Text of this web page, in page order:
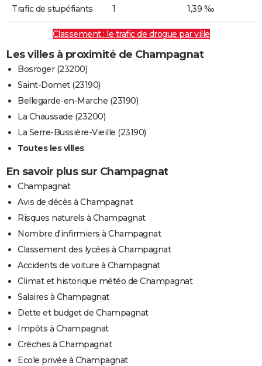
Trafic de stupéfiants 1 1,39 ‰
Classement : le trafic de drogue par ville
Les villes à proximité de Champagnat
Bosroger (23200)
Saint-Domet (23190)
Bellegarde-en-Marche (23190)
La Chaussade (23200)
La Serre-Bussière-Vieille (23190)
Toutes les villes
En savoir plus sur Champagnat
Champagnat
Avis de décès à Champagnat
Risques naturels à Champagnat
Nombre d'infirmiers à Champagnat
Classement des lycées à Champagnat
Accidents de voiture à Champagnat
Climat et historique météo de Champagnat
Salaires à Champagnat
Dette et budget de Champagnat
Impôts à Champagnat
Crèches à Champagnat
Ecole privée à Champagnat